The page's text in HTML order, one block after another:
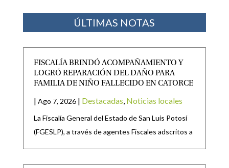
ÚLTIMAS NOTAS
FISCALÍA BRINDÓ ACOMPAÑAMIENTO Y
LOGRÓ REPARACIÓN DEL DAÑO PARA
FAMILIA DE NIÑO FALLECIDO EN CATORCE
| Ago 7, 2026 | Destacadas, Noticias locales
La Fiscalía General del Estado de San Luis Potosí
(FGESLP), a través de agentes Fiscales adscritos a